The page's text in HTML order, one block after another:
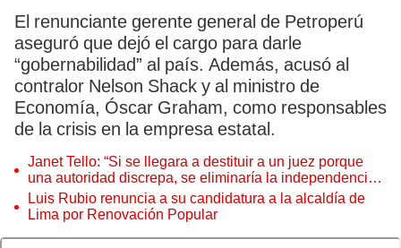
El renunciante gerente general de Petroperú
aseguró que dejó el cargo para darle
“gobernabilidad” al país. Además, acusó al
contralor Nelson Shack y al ministro de
Economía, Óscar Graham, como responsables
de la crisis en la empresa estatal.
Janet Tello: “Si se llegara a destituir a un juez porque
una autoridad discrepa, se eliminaría la independencia
judicial”
Luis Rubio renuncia a su candidatura a la alcaldía de
Lima por Renovación Popular